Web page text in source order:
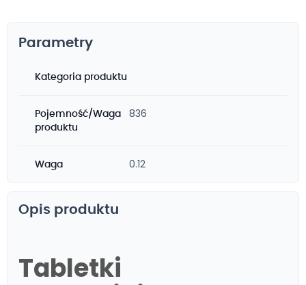
Parametry
Kategoria produktu
Pojemność/Waga
produktu
836
Waga 0.12
Opis produktu
Tabletki